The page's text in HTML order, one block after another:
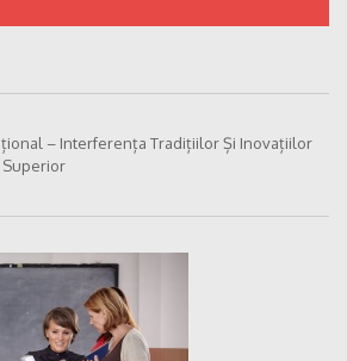
– Interferența Tradițiilor Și Inovațiilor
Superior